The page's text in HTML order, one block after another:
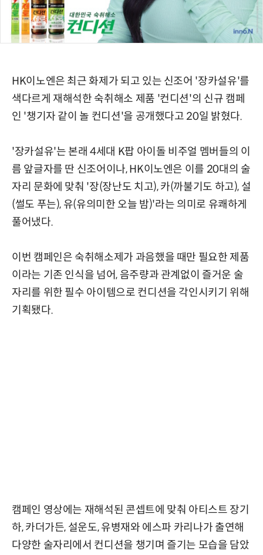
HK이노엔은 최근 화제가 되고 있는 신조어 '장카설유'를
색다르게 재해석한 숙취해소 제품 '컨디션'의 신규 캠페
인 '챙기자 같이 놀 컨디션'을 공개했다고 20일 밝혔다.
'장카설유'는 본래 4세대 K팝 아이돌 비주얼 멤버들의 이
름 앞글자를 딴 신조어이나, HK이노엔은 이를 20대의 술
자리 문화에 맞춰 '장(장난도 치고), 카(까불기도 하고), 설
(썰도 푸는), 유(유의미한 오늘 밤)'라는 의미로 유쾌하게
풀어냈다.
이번 캠페인은 숙취해소제가 과음했을 때만 필요한 제품
이라는 기존 인식을 넘어, 음주량과 관계없이 즐거운 술
자리를 위한 필수 아이템으로 컨디션을 각인시키기 위해
기획됐다.
캠페인 영상에는 재해석된 콘셉트에 맞춰 아티스트 장기
하, 카더가든, 설운도, 유병재와 에스파 카리나가 출연해
다양한 술자리에서 컨디션을 챙기며 즐기는 모습을 담았